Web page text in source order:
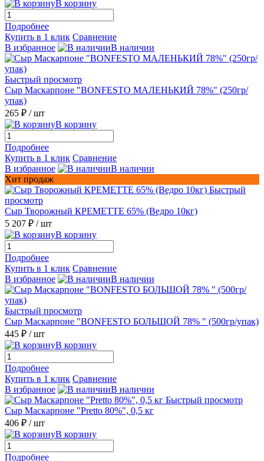
В корзину
Подробнее
Купить в 1 клик Сравнение
В избранное
В наличии
Быстрый просмотр
Сыр Маскарпоне "BONFESTO МАЛЕНЬКИЙ 78%" (250гр/
упак)
265 ₽ / шт
В корзину
Подробнее
Купить в 1 клик Сравнение
В избранное
В наличии
Хит продаж
Быстрый
просмотр
Сыр Творожный КРЕМЕТТЕ 65% (Ведро 10кг)
5 207 ₽ / шт
В корзину
Подробнее
Купить в 1 клик Сравнение
В избранное
В наличии
Быстрый просмотр
Сыр Маскарпоне "BONFESTO БОЛЬШОЙ 78% " (500гр/упак)
445 ₽ / шт
В корзину
Подробнее
Купить в 1 клик Сравнение
В избранное
В наличии
Быстрый просмотр
Сыр Маскарпоне "Pretto 80%", 0,5 кг
406 ₽ / шт
В корзину
Подробнее